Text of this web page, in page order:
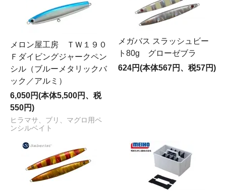
メロン屋工房 ＴＷ１９０
Ｆダイビングジャークペン
シル（ブルーメタリックバ
ック／アルミ）
6,050円(本体5,500円、税
550円)
ヒラマサ、ブリ、マグロ用ペ
ンシルベイト
メガバス スラッシュビー
ト80g グローゼブラ
624円(本体567円、税57円)